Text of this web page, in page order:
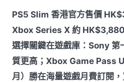
PS5 Slim 香港官方售價
Xbox Series X 約
選擇關鍵在遊戲庫：Sony 第
質更高；Xbox Game Pass
月）勝在海量遊戲月費訂閱，